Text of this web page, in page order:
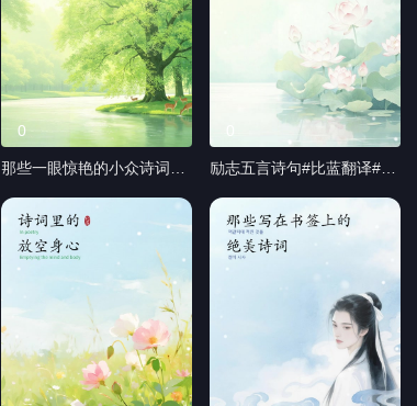
0
那些一眼惊艳的小众诗词#
译#小语种
励志五言诗句#比蓝翻译#笔